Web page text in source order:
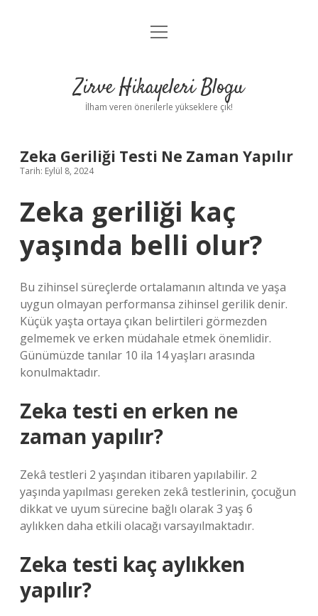
Anasayfa
Yasal Uyarı
menüyü
Zirve Hikayeleri Blogu
İlham veren önerilerle yükseklere çık!
Zeka Geriliği Testi Ne Zaman Yapılır
Tarih: Eylül 8, 2024
Zeka geriliği kaç
yaşında belli olur?
Bu zihinsel süreçlerde ortalamanın altında ve yaşa
uygun olmayan performansa zihinsel gerilik denir.
Küçük yaşta ortaya çıkan belirtileri görmezden
gelmemek ve erken müdahale etmek önemlidir.
Günümüzde tanılar 10 ila 14 yaşları arasında
konulmaktadır.
Zeka testi en erken ne
zaman yapılır?
Zekâ testleri 2 yaşından itibaren yapılabilir. 2
yaşında yapılması gereken zekâ testlerinin, çocuğun
dikkat ve uyum sürecine bağlı olarak 3 yaş 6
aylıkken daha etkili olacağı varsayılmaktadır.
Zeka testi kaç aylıkken
yapılır?